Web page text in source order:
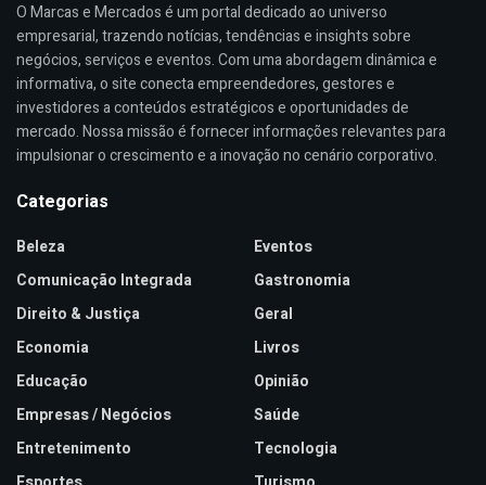
O Marcas e Mercados é um portal dedicado ao universo
empresarial, trazendo notícias, tendências e insights sobre
negócios, serviços e eventos. Com uma abordagem dinâmica e
informativa, o site conecta empreendedores, gestores e
investidores a conteúdos estratégicos e oportunidades de
mercado. Nossa missão é fornecer informações relevantes para
impulsionar o crescimento e a inovação no cenário corporativo.
Categorias
Beleza
Comunicação Integrada
Direito & Justiça
Economia
Educação
Empresas / Negócios
Entretenimento
Eventos
Gastronomia
Geral
Livros
Opinião
Saúde
Tecnologia